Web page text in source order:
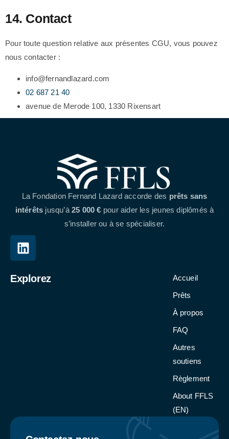
14. Contact
Pour toute question relative aux présentes CGU, vous pouvez
nous contacter :
info@fernandlazard.com
02 687 21 40
avenue de Merode 100, 1330 Rixensart
La Fondation Fernand Lazard accorde des prêts sans
intérêts jusqu’à25 000 € pour aider les jeunes diplômés à
s’installer ou à se spécialiser.
Explorez
Accueil
Prêts
À propos
FAQ
Autres
soutiens
Règlement
About FFLS
(EN)